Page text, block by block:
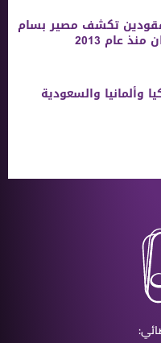
تكشف مصير بسام
عام 2013
وألمانيا والسعودية